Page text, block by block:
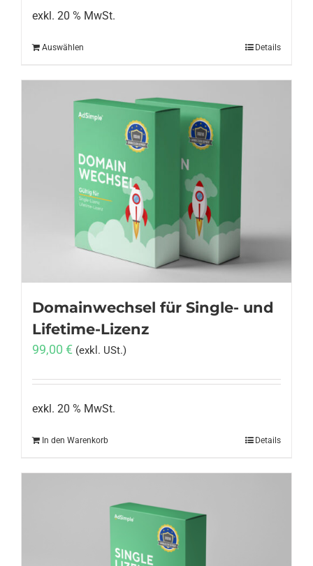
exkl. 20 % MwSt.
Auswählen Details
Domainwechsel für Single- und
Lifetime-Lizenz
99,00 € (exkl. USt.)
exkl. 20 % MwSt.
In den Warenkorb Details